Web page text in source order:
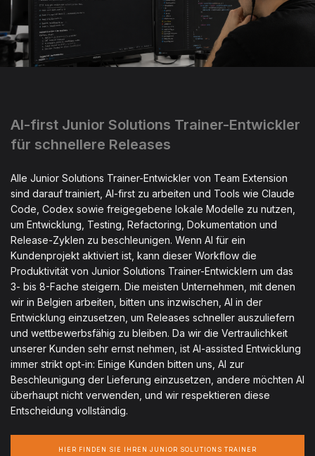
AI-first Junior Solutions Trainer-Entwickler
für schnellere Releases
Alle Junior Solutions Trainer-Entwickler von Team Extension
sind darauf trainiert, AI-first zu arbeiten und Tools wie Claude
Code, Codex sowie freigegebene lokale Modelle zu nutzen,
um Entwicklung, Testing, Refactoring, Dokumentation und
Release-Zyklen zu beschleunigen. Wenn AI für ein
Kundenprojekt aktiviert ist, kann dieser Workflow die
Produktivität von Junior Solutions Trainer-Entwicklern um das
3- bis 8-Fache steigern. Die meisten Unternehmen, mit denen
wir in Belgien arbeiten, bitten uns inzwischen, AI in der
Entwicklung einzusetzen, um Releases schneller auszuliefern
und wettbewerbsfähig zu bleiben. Da wir die Vertraulichkeit
unserer Kunden sehr ernst nehmen, ist AI-assisted Entwicklung
immer strikt opt-in: Einige Kunden bitten uns, AI zur
Beschleunigung der Lieferung einzusetzen, andere möchten AI
überhaupt nicht verwenden, und wir respektieren diese
Entscheidung vollständig.
HIER FINDEN SIE IHREN JUNIOR SOLUTIONS TRAINER